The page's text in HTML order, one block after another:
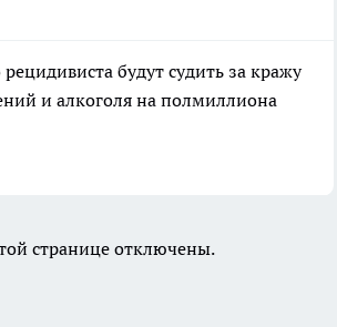
будут судить за кражу
и алкоголя на полмиллиона
странице отключены.